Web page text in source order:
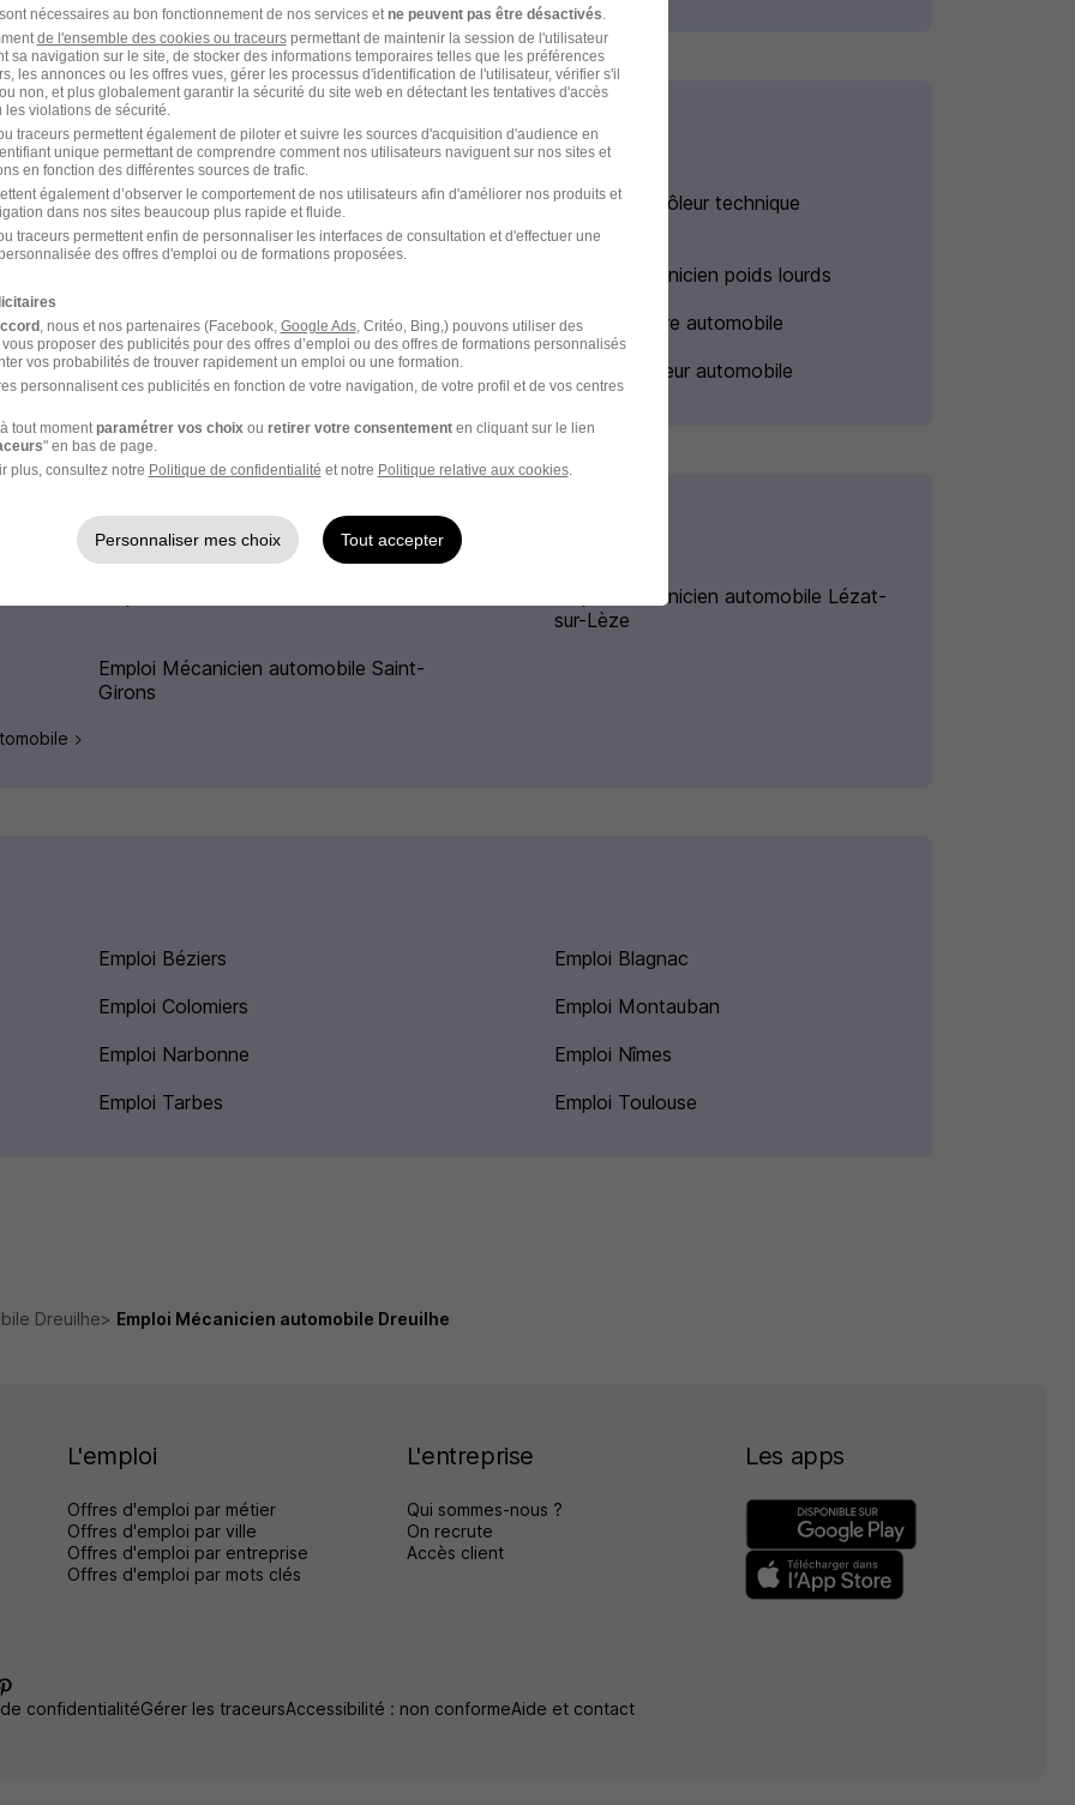
Emploi Commercial automobile
Emploi Contrôleur technique
automobile
Emploi Mécanicien poids lourds
Emploi Mécanicien VL
Emploi Peintre automobile
Emploi Technicien automobile Emploi Vendeur automobile
dans les autres villes
Emploi Mécanicien automobile Lézat-
sur-Lèze
Emploi Mécanicien automobile Saint-
Girons
Emploi Béziers
Emploi Blagnac
Emploi Colomiers
Emploi Montauban
Emploi Narbonne
Emploi Nîmes
Emploi Tarbes Emploi Toulouse
Dreuilhe Emploi Mécanicien automobile Dreuilhe
L'emploi
Offres d'emploi par métier
Offres d'emploi par ville
Offres d'emploi par entreprise
Offres d'emploi par mots clés
L'entreprise
Qui sommes-nous ?
On recrute
Accès client
Les apps
confidentialitéGérer les traceursAccessibilité : non conformeAide et contact
nécessaires au bon fonctionnement de nos services etne peuvent pas être désactivés.
de l'ensemble des cookies ou traceurspermettant de maintenir la session de l'utilisateur
sa navigation sur le site, de stocker des informations temporaires telles que les préférences
les annonces ou les offres vues, gérer les processus d'identification de l'utilisateur, vérifier s'il
non, et plus globalement garantir la sécurité du site web en détectant les tentatives d'accès
les violations de sécurité.
traceurs permettent également de piloter et suivre les sources d'acquisition d'audience en
unique permettant de comprendre comment nos utilisateurs naviguent sur nos sites et
en fonction des différentes sources de trafic.
également d’observer le comportement de nos utilisateurs afin d'améliorer nos produits et
dans nos sites beaucoup plus rapide et fluide.
traceurs permettent enfin de personnaliser les interfaces de consultation et d'effectuer une
des offres d'emploi ou de formations proposées.
, nous et nos partenaires (Facebook, Google Ads, Critéo, Bing,) pouvons utiliser des
proposer des publicités pour des offres d’emploi ou des offres de formations personnalisés
vos probabilités de trouver rapidement un emploi ou une formation.
personnalisent ces publicités en fonction de votre navigation, de votre profil et de vos centres
tout momentparamétrer vos choixou retirer votre consentementen cliquant sur le lien
" en bas de page.
plus, consultez notre Politique de confidentialité et notre Politique relative aux cookies.
Personnaliser mes choix Tout accepter